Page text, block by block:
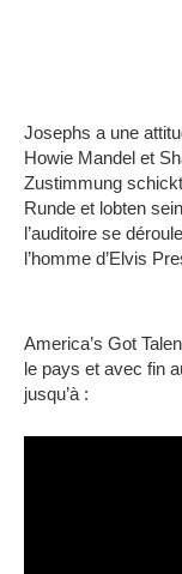
Josephs a une
Howie Mandel et
Zustimmung
Runde et lobten
l’auditoire se
l’homme d’Elvis
America’s Got
le pays et avec fin
jusqu’à :